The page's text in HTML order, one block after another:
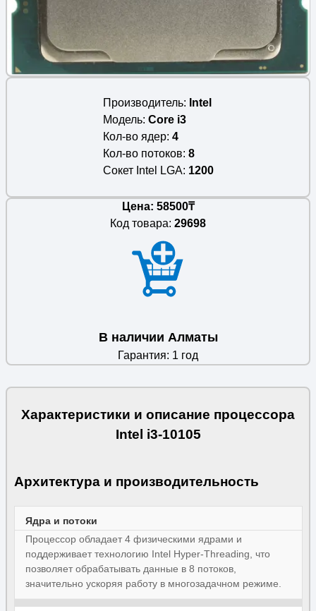
Производитель
Intel
Модель Core i3
Кол-во ядер 4
Кол-во потоков 8
Сокет Intel LGA 1200
Цена: 58500₸
Код товара: 29698
В наличии Алматы
Гарантия: 1 год
Характеристики и описание процессора
Intel i3-10105
Архитектура и производительность
Ядра и потоки
Процессор обладает 4 физическими ядрами и
поддерживает технологию Intel Hyper-Threading, что
позволяет обрабатывать данные в 8 потоков,
значительно ускоряя работу в многозадачном режиме.